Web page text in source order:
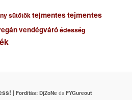
sütőtöktejmentestejmentes
vendégváróédesség
| Fordítás: DjZoNeés FYGureout